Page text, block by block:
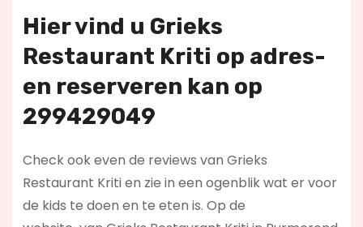
Hier vind u Grieks
Restaurant Kriti op adres-
en reserveren kan op
299429049
Check ook even de reviews van Grieks
Restaurant Kriti en zie in een ogenblik wat er voor
de kids te doen en te eten is. Op de